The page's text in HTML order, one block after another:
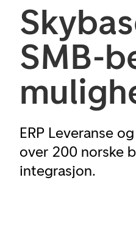
SMB-
ERP Leveranse
over 200 norske
integrasjon.